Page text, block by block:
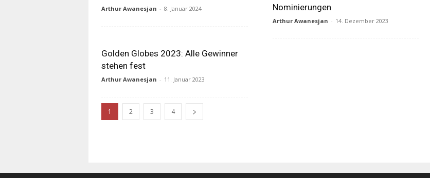
Arthur Awanesjan - 8. Januar 2024
Nominierungen
Arthur Awanesjan - 14. Dezember 2023
Golden Globes 2023: Alle Gewinner
stehen fest
Arthur Awanesjan - 11. Januar 2023
1 2 3 4